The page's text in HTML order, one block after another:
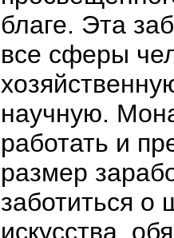
благе. Эта
все сферы
научную.
работать и
размер
заботиться о
искусства,